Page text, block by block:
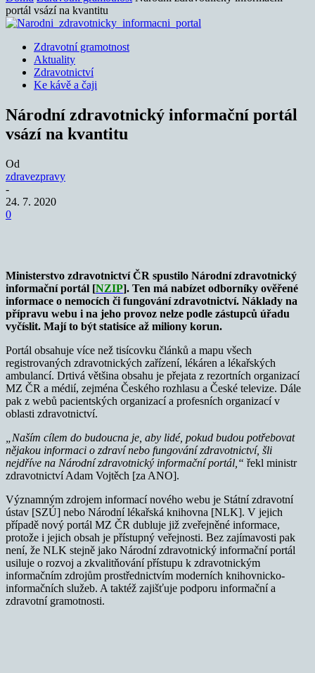
portál vsází na kvantitu
Zdravotní gramotnost
Aktuality
Zdravotnictví
Ke kávě a čaji
Národní zdravotnický informační portál
vsází na kvantitu
Od
zdravezpravy
-
24. 7. 2020
0
Ministerstvo zdravotnictví ČR spustilo Národní zdravotnický
informační portál [NZIP]. Ten má nabízet odborníky ověřené
informace o nemocích či fungování zdravotnictví. Náklady na
přípravu webu i na jeho provoz nelze podle zástupců úřadu
vyčíslit. Mají to být statisíce až miliony korun.
Portál obsahuje více než tisícovku článků a mapu všech
registrovaných zdravotnických zařízení, lékáren a lékařských
ambulancí. Drtivá většina obsahu je přejata z rezortních organizací
MZ ČR a médií, zejména Českého rozhlasu a České televize. Dále
pak z webů pacientských organizací a profesních organizací v
oblasti zdravotnictví.
„Naším cílem do budoucna je, aby lidé, pokud budou potřebovat
nějakou informaci o zdraví nebo fungování zdravotnictví, šli
nejdříve na Národní zdravotnický informační portál,“ řekl ministr
zdravotnictví Adam Vojtěch [za ANO].
Významným zdrojem informací nového webu je Státní zdravotní
ústav [SZÚ] nebo Národní lékařská knihovna [NLK]. V jejich
případě nový portál MZ ČR dubluje již zveřejněné informace,
protože i jejich obsah je přístupný veřejnosti. Bez zajímavosti pak
není, že NLK stejně jako Národní zdravotnický informační portál
usiluje o rozvoj a zkvalitňování přístupu k zdravotnickým
informačním zdrojům prostřednictvím moderních knihovnicko-
informačních služeb. A taktéž zajišťuje podporu informační a
zdravotní gramotnosti.